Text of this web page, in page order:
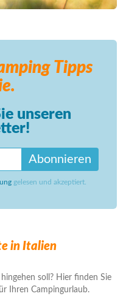
Tipps
unseren
Abonnieren
gelesen und akzeptiert.
in Italien
soll? Hier finden Sie
Ihren Campingurlaub.